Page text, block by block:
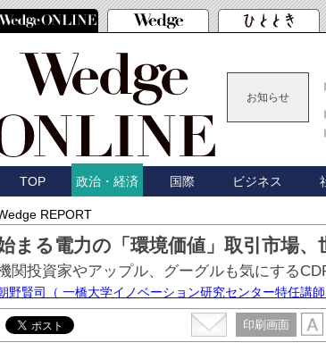
お知らせ
TOP 政治・経済 国際 ビジネス
REPORT
まる電力の「環境価値」取引市場
関投資家やアップル、グーグルも気にする
野賢司 （ 一橋大学イノベーション研究センター特任講師
印刷画面